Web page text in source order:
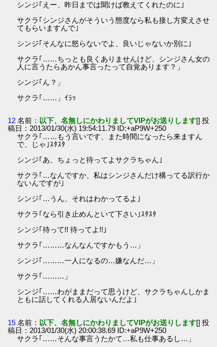
シンジ｢えー、昨日までは聞けば教えてくれたのに｣
サクラ｢シンジさんがそういう態度なら私も接し方変えさせ
てもらいますんで｣
シンジ｢そんなに怒らないでよ、良いじゃないか別に｣
サクラ｢……ちっとも良くありませんけど、シンジさん女の
人に言うたらあかん事言ったって自覚あります？」
シンジ｢ん？」
サクラ｢……」ｲﾗｯ
12 名前： 以下、名無しにかわりましてVIPがお送りします[] 投
稿日：2013/01/30(水) 19:54:11.79 ID:+aP9W+250
サクラ｢……もう言いです、また時間になったら来ますん
で、じゃ｣ｽﾀｽﾀ
シンジ｢あ、ちょっと待ってよサクラちゃん｣
サクラ｢…なんですか、私はシンジさんだけ構ってる訳行か
ないんですが｣
シンジ｢…うん、それはわかってるよ｣
サクラ｢なら引き止めんといて下さい｣ｽﾀｽﾀ
シンジ｢待って!! 待ってよ!!｣
サクラ｢………なんなんですかもう…」
シンジ｢………一人になるの…嫌なんだ…」
サクラ｢………」
シンジ｢……わがままだって思うけど、サクラちゃんしかま
ともに話してくれる人居ないんだよ｣
15 名前： 以下、名無しにかわりましてVIPがお送りします[] 投
稿日：2013/01/30(水) 20:00:38.69 ID:+aP9W+250
サクラ｢……そんな事言うたかて…私も仕事あるし…」